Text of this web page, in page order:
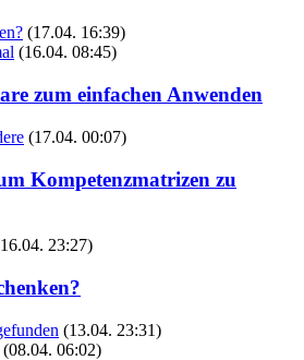
(17.04. 16:39)
(16.04. 08:45)
zum einfachen Anwenden
(17.04. 00:07)
Kompetenzmatrizen zu
23:27)
(13.04. 23:31)
(08.04. 06:02)